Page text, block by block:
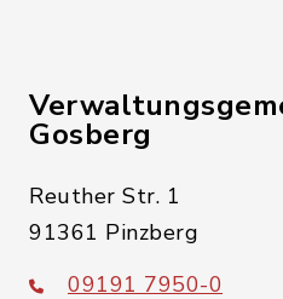
Gosberg
Reuther Str. 1
91361 Pinzberg
09191 7950-0